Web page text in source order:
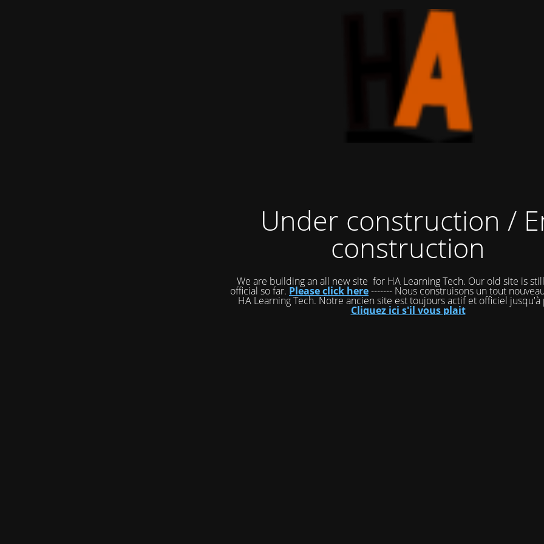
Under construction /
construction
We are building an all new site for HA Learning Tech. Our old site is
official so far. Please click here------- Nous construisons un tout
HA Learning Tech. Notre ancien site est toujours actif et officiel jusqu'à
Cliquez ici s'il vous plait